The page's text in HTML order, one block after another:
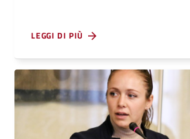
LEGGI DI PIÙ